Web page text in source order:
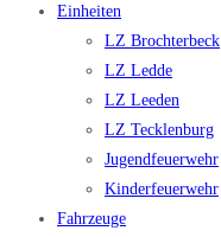
Einheiten
LZ Brochterbeck
LZ Ledde
LZ Leeden
LZ Tecklenburg
Jugendfeuerwehr
Kinderfeuerwehr
Fahrzeuge